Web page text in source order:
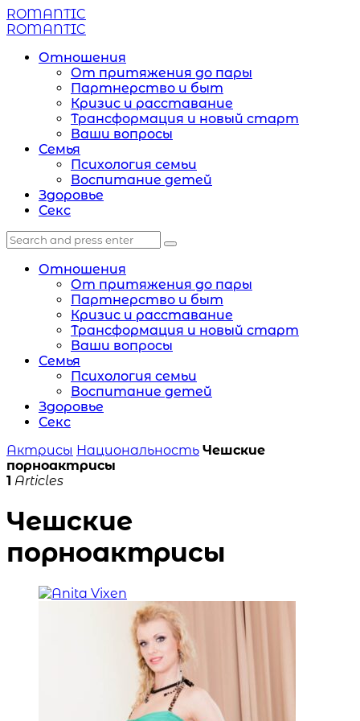
Menu
ROMANTIC
Search
Menu
ROMANTIC
Отношения
От притяжения до пары
Партнерство и быт
Кризис и расставание
Трансформация и новый старт
Ваши вопросы
Семья
Психология семьи
Воспитание детей
Здоровье
Секс
Search
Search
for:
Search
Отношения
От притяжения до пары
Партнерство и быт
Кризис и расставание
Трансформация и новый старт
Ваши вопросы
Семья
Психология семьи
Воспитание детей
Здоровье
Секс
Актрисы Национальность Чешские
порноактрисы
1 Articles
Чешские
порноактрисы